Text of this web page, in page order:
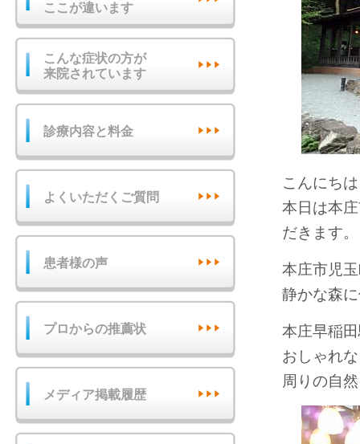
こんにち
本日は本
だきます。
本庄市児
静かな森
本庄早稲
おしゃれ
周りの自
ここが違います
こんな症状の方が
来院されています
診療内容と料金
よくいただくご質問
患者様の声
プロからの推薦状
メディア掲載履歴